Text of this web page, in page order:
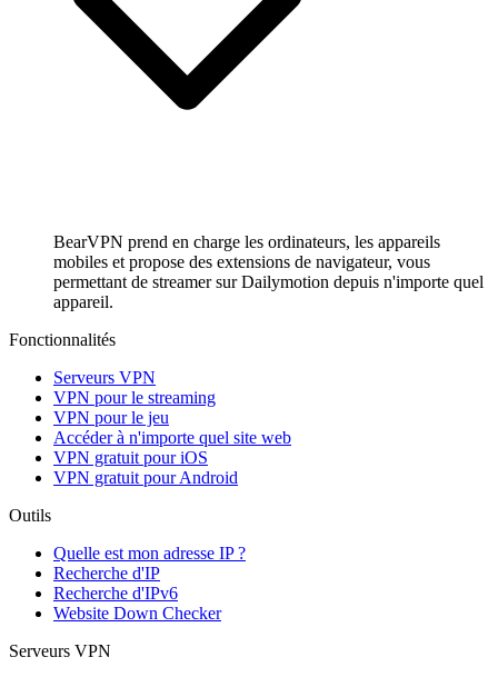
BearVPN prend en charge les ordinateurs, les appareils
mobiles et propose des extensions de navigateur, vous
permettant de streamer sur Dailymotion depuis n'importe quel
appareil.
Fonctionnalités
Serveurs VPN
VPN pour le streaming
VPN pour le jeu
Accéder à n'importe quel site web
VPN gratuit pour iOS
VPN gratuit pour Android
Outils
Quelle est mon adresse IP ?
Recherche d'IP
Recherche d'IPv6
Website Down Checker
Serveurs VPN